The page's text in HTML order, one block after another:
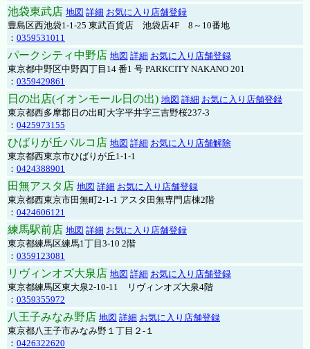
池袋東武店 地図 詳細 お気に入り店舗登録
豊島区西池袋1-1-25 東武百貨店 池袋店4F 8～10番地
： 0359531011
パークシティ中野店 地図 詳細 お気に入り店舗登録
東京都中野区中野四丁目14 番1 号 PARKCITY NAKANO 201
： 0359429861
日の出店(イオンモール日の出) 地図 詳細 お気に入り店舗登録
東京都西多摩郡日の出町大字平井字三吉野桜237-3
： 0425973155
ひばりが丘パルコ店 地図 詳細 お気に入り店舗解除
東京都西東京市ひばりが丘1-1-1
： 0424388901
田無アスタ店 地図 詳細 お気に入り店舗登録
東京都西東京市田無町2-1-1 アスタ田無専門店棟2階
： 0424606121
練馬駅前店 地図 詳細 お気に入り店舗登録
東京都練馬区練馬1丁目3-10 2階
： 0359123081
リヴィンオズ大泉店 地図 詳細 お気に入り店舗登録
東京都練馬区東大泉2-10-11 リヴィンオズ大泉4階
： 0359355972
八王子みなみ野店 地図 詳細 お気に入り店舗登録
東京都八王子市みなみ野１丁目２-１
： 0426322620